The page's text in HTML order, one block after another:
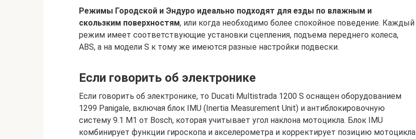
Режимы Городской и Эндуро идеально подходят для езды по влажным и
скользким поверхностям, или когда необходимо более спокойное поведение. Каждый
режим имеет соответствующие установки сцепления, подъема переднего колеса,
ABS, а на модели S к тому же имеются разные настройки подвески.
Если говорить об электронике
Если говорить об электронике, то Ducati Multistrada 1200 S оснащен оборудованием
1299 Panigale, включая блок IMU (Inertia Measurement Unit) и антиблокировочную
систему 9.1 М1 от Bosch, которая учитывает угол наклона мотоцикла. Блок IMU
комбинирует функции гироскопа и акселерометра и корректирует позицию мотоцикла